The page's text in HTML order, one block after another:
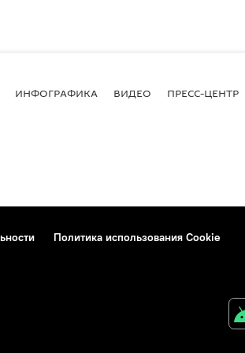
ИНФОГРАФИКА ВИДЕО ПРЕСС-ЦЕНТР
Политика использования Cookie